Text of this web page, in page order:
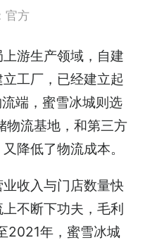
官方
游生产领域，自建
工厂，已经建立起
端，蜜雪冰城则选
物流基地，和第三方
降低了物流成本。
收入与门店数量快
不断下功夫，毛利
2021年，蜜雪冰城